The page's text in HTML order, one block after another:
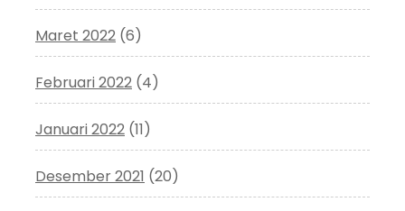
Maret 2022 (6)
Februari 2022 (4)
Januari 2022 (11)
Desember 2021 (20)